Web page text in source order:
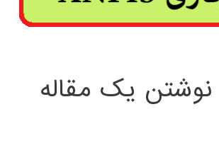
یک مقاله